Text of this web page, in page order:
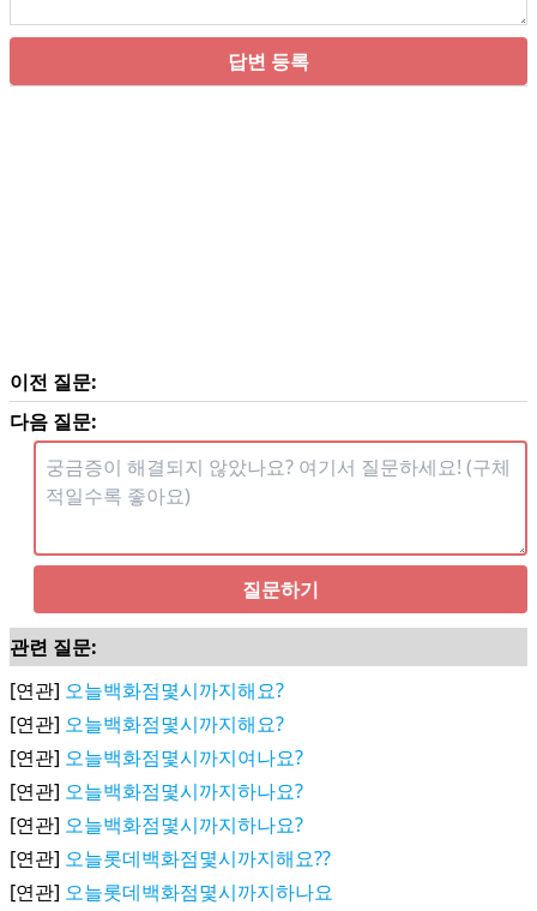
답변 등록
이전 질문:
다음 질문:
질문하기
관련 질문:
[연관] 오늘백화점몇시까지해요?
[연관] 오늘백화점몇시까지해요?
[연관] 오늘백화점몇시까지여나요?
[연관] 오늘백화점몇시까지하나요?
[연관] 오늘백화점몇시까지하나요?
[연관] 오늘롯데백화점몇시까지해요??
[연관] 오늘롯데백화점몇시까지하나요